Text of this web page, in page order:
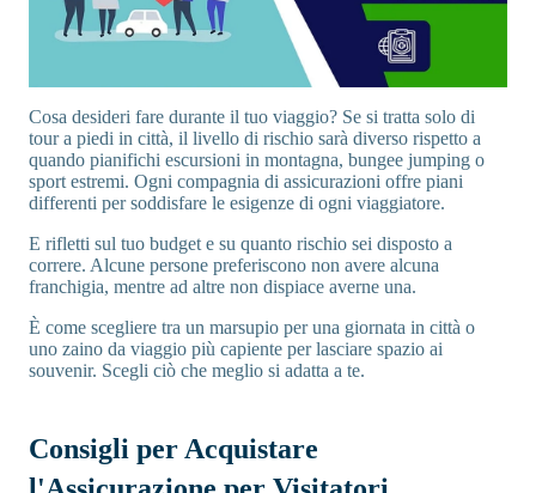
Cosa desideri fare durante il tuo viaggio? Se si tratta solo di
tour a piedi in città, il livello di rischio sarà diverso rispetto a
quando pianifichi escursioni in montagna, bungee jumping o
sport estremi. Ogni compagnia di assicurazioni offre piani
differenti per soddisfare le esigenze di ogni viaggiatore.
E rifletti sul tuo budget e su quanto rischio sei disposto a
correre. Alcune persone preferiscono non avere alcuna
franchigia, mentre ad altre non dispiace averne una.
È come scegliere tra un marsupio per una giornata in città o
uno zaino da viaggio più capiente per lasciare spazio ai
souvenir. Scegli ciò che meglio si adatta a te.
Consigli per Acquistare